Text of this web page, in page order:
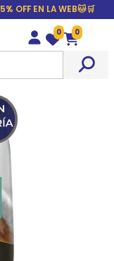
OFF EN LA WEB🐱🛒
Wishlist
0
Carrito
0